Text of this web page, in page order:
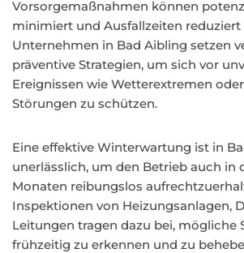
Vorsorgemaßnahmen können
minimiert und Ausfallzeiten reduziert
Unternehmen in Bad Aibling setzen
präventive Strategien, um sich vor
Ereignissen wie Wetterextremen
Störungen zu schützen.
Eine effektive Winterwartung ist in
unerlässlich, um den Betrieb auch in
Monaten reibungslos
Inspektionen von Heizungsanlagen,
Leitungen tragen dazu bei, mögliche
frühzeitig zu erkennen und zu